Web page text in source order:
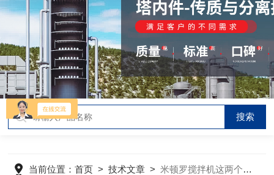
当前位置：首页 >技术文章 >米顿罗搅拌机这两个部位的检查一定不能少